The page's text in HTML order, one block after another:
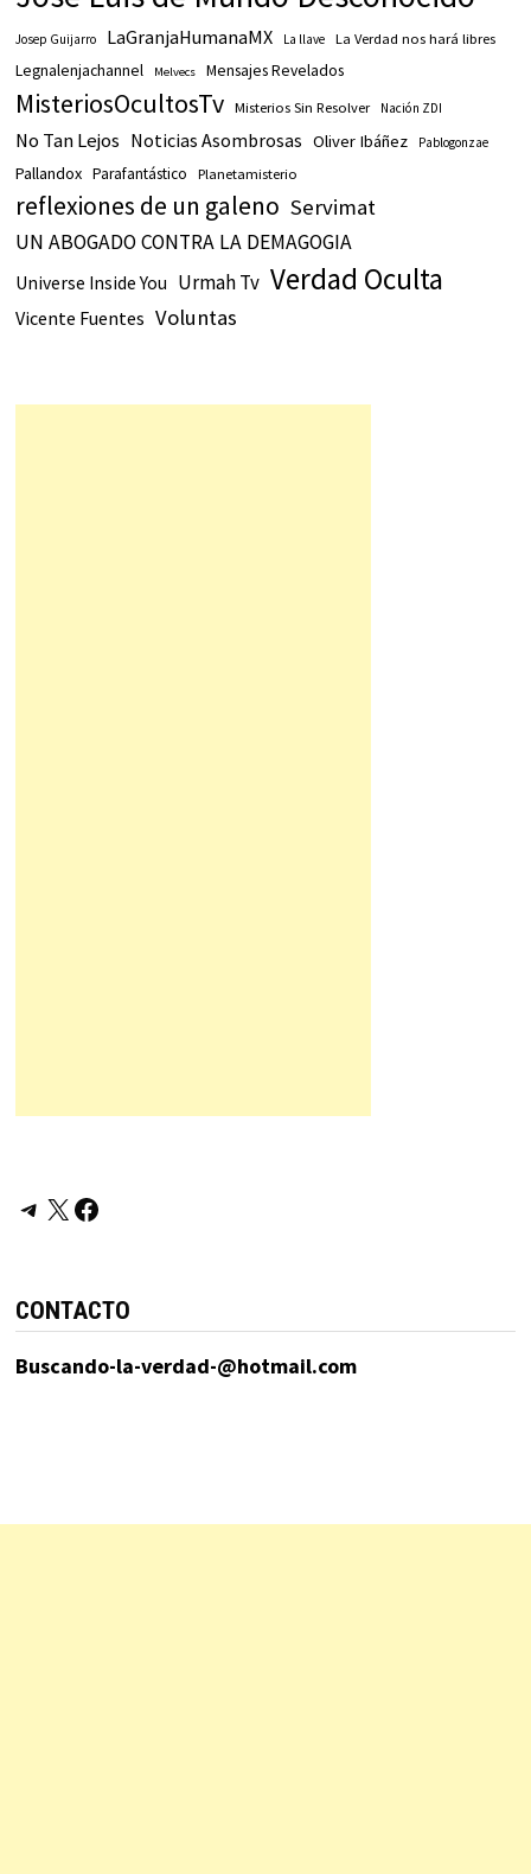
Josep Guijarro LaGranjaHumanaMX La llave La Verdad nos hará libres
Legnalenjachannel Melvecs Mensajes Revelados
MisteriosOcultosTv Misterios Sin Resolver Nación ZDI
No Tan Lejos Noticias Asombrosas Oliver Ibáñez Pablogonzae
Pallandox Parafantástico Planetamisterio
reflexiones de un galeno Servimat
UN ABOGADO CONTRA LA DEMAGOGIA
Universe Inside You Urmah Tv Verdad Oculta
Vicente Fuentes Voluntas
Telegram
X Facebook
CONTACTO
Buscando-la-verdad-@hotmail.com